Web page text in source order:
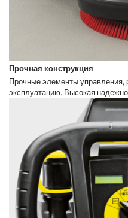
Прочная конструкция
Прочные элементы
эксплуатацию. Высокая